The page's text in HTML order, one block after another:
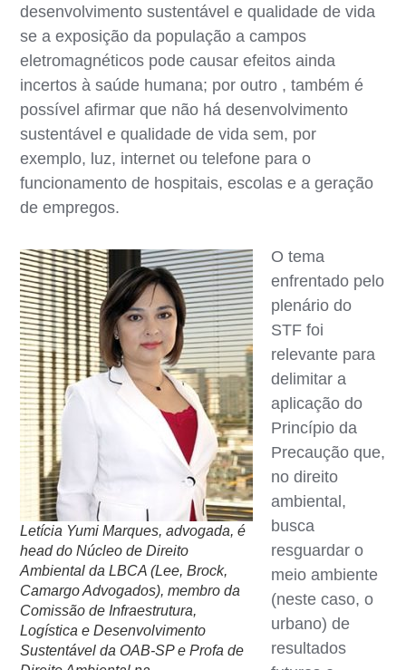
desenvolvimento sustentável e qualidade de vida
se a exposição da população a campos
eletromagnéticos pode causar efeitos ainda
incertos à saúde humana; por outro , também é
possível afirmar que não há desenvolvimento
sustentável e qualidade de vida sem, por
exemplo, luz, internet ou telefone para o
funcionamento de hospitais, escolas e a geração
de empregos.
Letícia Yumi Marques, advogada, é
head do Núcleo de Direito
Ambiental da LBCA (Lee, Brock,
Camargo Advogados), membro da
Comissão de Infraestrutura,
Logística e Desenvolvimento
Sustentável da OAB-SP e Profa de
O tema
enfrentado pelo
plenário do
STF foi
relevante para
delimitar a
aplicação do
Princípio da
Precaução que,
no direito
ambiental,
busca
resguardar o
meio ambiente
(neste caso, o
urbano) de
resultados